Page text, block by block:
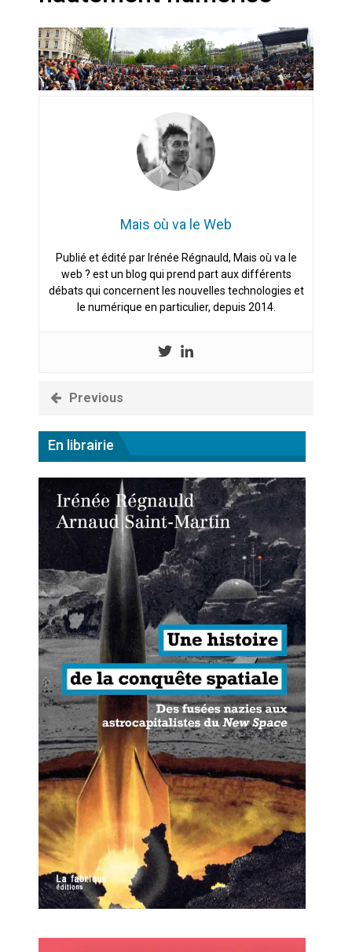
Quand Mistral veut moraliser le
pillage
Commentaire sur la polémique
des perroquets
Les syndicats, (tout) contre l’IA
En Seine-et-Marne, le projet de
le gigantisme états-unien »
Addendum sur les machines à
laver, et l’intelligence artificielle
crypto-spatial
Mais où va le Web
Publié et édité par Irénée Régnauld, Mais où va le
web ? est un blog qui prend part aux différents
débats qui concernent les nouvelles technologies et
le numérique en particulier, depuis 2014.
Previous
En librairie